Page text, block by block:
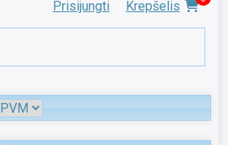
Prisijungti Krepšelis